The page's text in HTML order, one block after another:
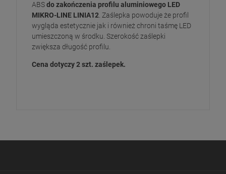
ABSdo zakończenia profilu aluminiowego LED
MIKRO-LINE LINIA12 . Zaślepka powoduje że profil
wygląda estetycznie jak i również chroni taśmę LED
umieszczoną w środku. Szerokość zaślepki
zwiększa długość profilu.
Cena dotyczy 2 szt. zaślepek.